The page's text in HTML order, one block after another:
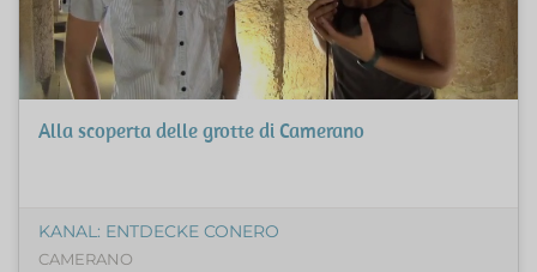
Alla scoperta delle grotte di Camerano
KANAL: ENTDECKE CONERO
CAMERANO